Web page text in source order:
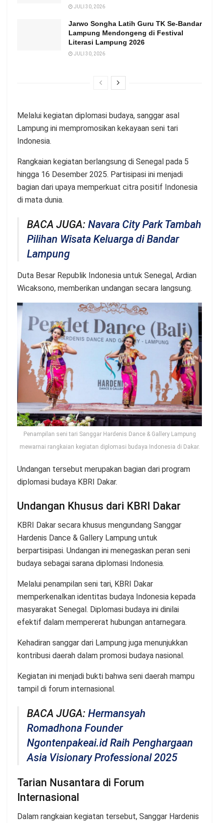
JULI 30, 2026
Jarwo Songha Latih Guru TK Se-Bandar
Lampung Mendongeng di Festival
Literasi Lampung 2026
JULI 30, 2026
Melalui kegiatan diplomasi budaya, sanggar asal
Lampung ini mempromosikan kekayaan seni tari
Indonesia.
Rangkaian kegiatan berlangsung di Senegal pada 5
hingga 16 Desember 2025. Partisipasi ini menjadi
bagian dari upaya memperkuat citra positif Indonesia
di mata dunia.
BACA JUGA: Navara City Park Tambah
Pilihan Wisata Keluarga di Bandar
Lampung
Duta Besar Republik Indonesia untuk Senegal, Ardian
Wicaksono, memberikan undangan secara langsung.
Penampilan seni tari Sanggar Hardenis Dance & Gallery Lampung
mewarnai rangkaian kegiatan diplomasi budaya Indonesia di Dakar.
Undangan tersebut merupakan bagian dari program
diplomasi budaya KBRI Dakar.
Undangan Khusus dari KBRI Dakar
KBRI Dakar secara khusus mengundang Sanggar
Hardenis Dance & Gallery Lampung untuk
berpartisipasi. Undangan ini menegaskan peran seni
budaya sebagai sarana diplomasi Indonesia.
Melalui penampilan seni tari, KBRI Dakar
memperkenalkan identitas budaya Indonesia kepada
masyarakat Senegal. Diplomasi budaya ini dinilai
efektif dalam mempererat hubungan antarnegara.
Kehadiran sanggar dari Lampung juga menunjukkan
kontribusi daerah dalam promosi budaya nasional.
Kegiatan ini menjadi bukti bahwa seni daerah mampu
tampil di forum internasional.
BACA JUGA: Hermansyah
Romadhona Founder
Ngontenpakeai.id Raih Penghargaan
Asia Visionary Professional 2025
Tarian Nusantara di Forum
Internasional
Dalam rangkaian kegiatan tersebut, Sanggar Hardenis